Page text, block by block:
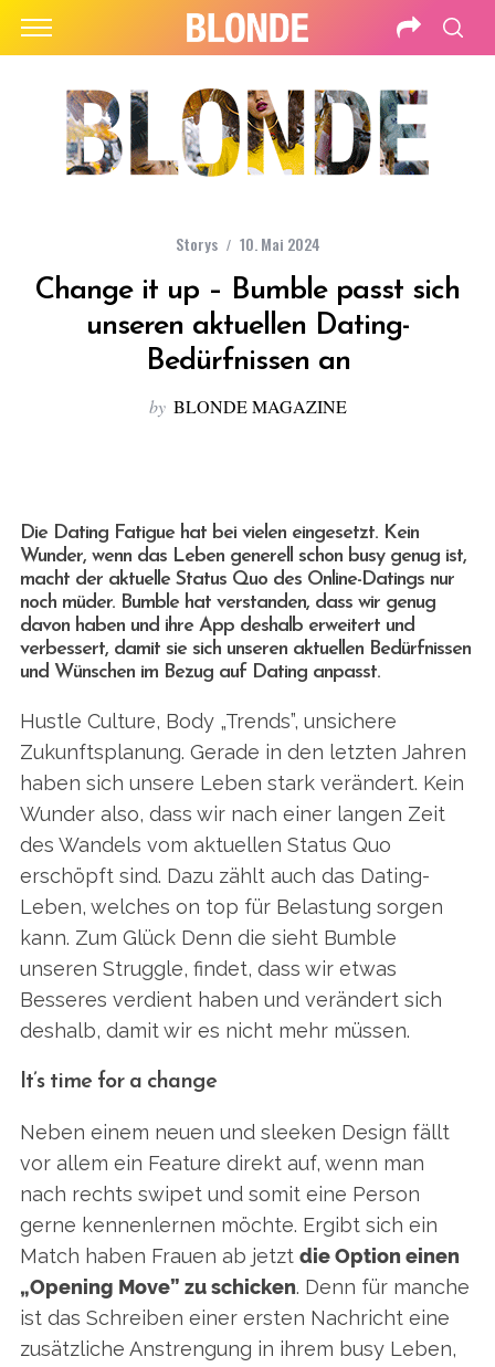
Storys 10. Mai 2024
Change it up – Bumble passt sich
unseren aktuellen Dating-
Bedürfnissen an
by BLONDE MAGAZINE
Die Dating Fatigue hat bei vielen eingesetzt. Kein
Wunder, wenn das Leben generell schon busy genug ist,
macht der aktuelle Status Quo des Online-Datings nur
noch müder. Bumble hat verstanden, dass wir genug
davon haben und ihre App deshalb erweitert und
verbessert, damit sie sich unseren aktuellen Bedürfnissen
und Wünschen im Bezug auf Dating anpasst.
Hustle Culture, Body „Trends”, unsichere
Zukunftsplanung. Gerade in den letzten Jahren
haben sich unsere Leben stark verändert. Kein
Wunder also, dass wir nach einer langen Zeit
des Wandels vom aktuellen Status Quo
erschöpft sind. Dazu zählt auch das Dating-
Leben, welches on top für Belastung sorgen
kann. Zum Glück Denn die sieht Bumble
unseren Struggle, findet, dass wir etwas
Besseres verdient haben und verändert sich
deshalb, damit wir es nicht mehr müssen.
It’s time for a change
Neben einem neuen und sleeken Design fällt
vor allem ein Feature direkt auf, wenn man
nach rechts swipet und somit eine Person
gerne kennenlernen möchte. Ergibt sich ein
Match haben Frauen ab jetzt die Option einen
„Opening Move” zu schicken. Denn für manche
ist das Schreiben einer ersten Nachricht eine
zusätzliche Anstrengung in ihrem busy Leben,